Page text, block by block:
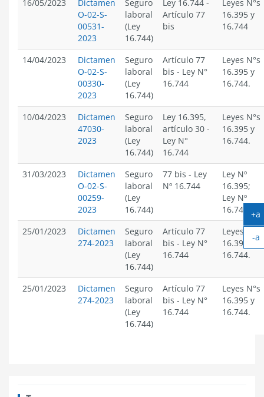
16/05/2023
Dictamen
O-02-S-
00531-
2023
Seguro
laboral
(Ley
16.744)
Ley 16.744 -
Artículo 77
bis
Leyes N°s
16.395 y
16.744
14/04/2023
Dictamen
O-02-S-
00330-
2023
Seguro
laboral
(Ley
16.744)
Artículo 77
bis - Ley N°
16.744
Leyes N°s
16.395 y
16.744.
10/04/2023
Dictamen
47030-
2023
Seguro
laboral
(Ley
16.744)
Ley 16.395,
artículo 30 -
Ley N°
16.744
Leyes N°s
16.395 y
16.744.
31/03/2023
Dictamen
O-02-S-
00259-
2023
Seguro
laboral
(Ley
16.744)
77 bis - Ley
Nº 16.744
Ley Nº
16.395;
Ley Nº
16.744
25/01/2023
Dictamen
274-2023
Seguro
laboral
(Ley
16.744)
Artículo 77
bis - Ley N°
16.744
Leyes N°s
16.395 y
16.744.
25/01/2023
Dictamen
274-2023
Seguro
laboral
(Ley
16.744)
Artículo 77
bis - Ley N°
16.744
Leyes N°s
16.395 y
16.744.
+a
-a